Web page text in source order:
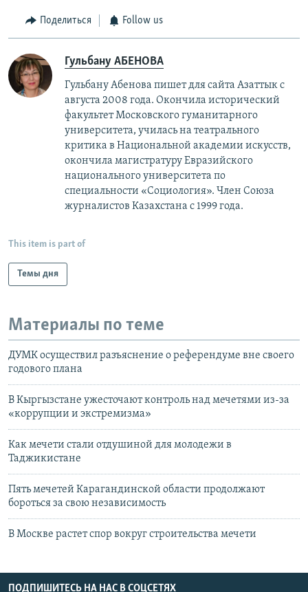
Поделиться Follow us
Гульбану АБЕНОВА
Гульбану Абенова пишет для сайта Азаттык с
августа 2008 года. Окончила исторический
факультет Московского гуманитарного
университета, училась на театрального
критика в Национальной академии искусств,
окончила магистратуру Евразийского
национального университета по
специальности «Социология». Член Союза
журналистов Казахстана с 1999 года.
This item is part of
Темы дня
Материалы по теме
ДУМК осуществил разъяснение о референдуме вне своего
годового плана
В Кыргызстане ужесточают контроль над мечетями из-за
«коррупции и экстремизма»
Как мечети стали отдушиной для молодежи в
Таджикистане
Пять мечетей Карагандинской области продолжают
бороться за свою независимость
В Москве растет спор вокруг строительства мечети
ПОДПИШИТЕСЬ НА НАС В СОЦСЕТЯХ